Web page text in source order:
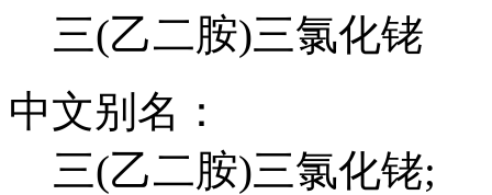
三(乙二胺)三氯化铑
中文别名：
三(乙二胺)三氯化铑;